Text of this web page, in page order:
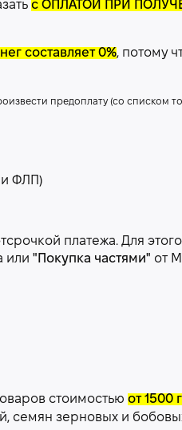
с ОПЛАТОЙ ПРИ
составляет 0%, потому
предоплату (со списком
и ФЛП)
платежа. Для
или "Покупка частями" от
стоимостью от 1500
семян зерновых и